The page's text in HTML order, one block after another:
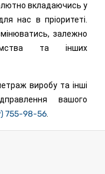
вкладаючись у
нас в пріоритеті.
залежно
та інших
виробу та інші
вашого
755-98-56